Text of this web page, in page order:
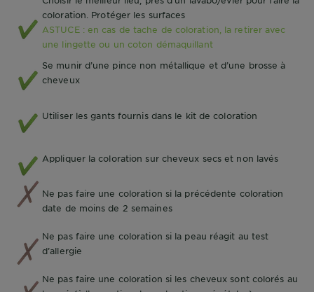
coloration. Protéger les surfaces
ASTUCE : en cas de tache de coloration, la retirer avec
une lingette ou un coton démaquillant
Se munir d’une pince non métallique et d’une brosse à
cheveux
Utiliser les gants fournis dans le kit de coloration
Appliquer la coloration sur cheveux secs et non lavés
Ne pas faire une coloration si la précédente coloration
date de moins de 2 semaines
Ne pas faire une coloration si la peau réagit au test
d’allergie
Ne pas faire une coloration si les cheveux sont colorés au